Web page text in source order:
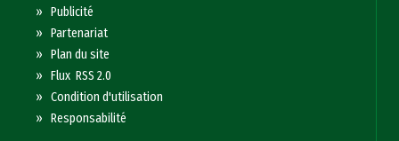
»Publicité
»Partenariat
»Plan du site
»Flux RSS 2.0
»Condition d'utilisation
»Responsabilité